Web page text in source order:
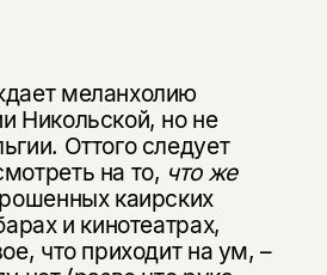
меланхолию
Никольской, но не
Оттого следует
на то, что же
каирских
и кинотеатрах,
что приходит на ум, –